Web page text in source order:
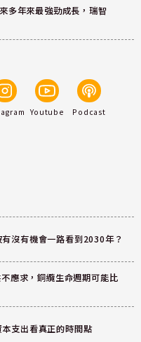
多年來最強勁成長，瑞智
Youtube Podcast
沒有機會一路看到2030年？
應求，銅纜生命週期可能比
支出看真正的時間點